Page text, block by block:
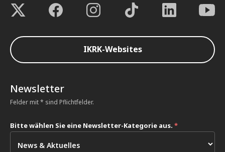
IKRK-Websites
Newsletter
Felder mit * sind Pflichtfelder.
Bitte wählen Sie eine Newsletter-Kategorie aus. *